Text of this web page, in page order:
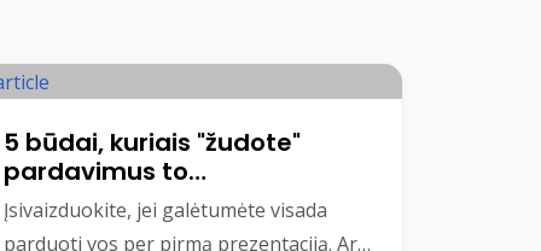
5 būdai, kuriais "žudote"
pardavimus to
nepastebėdami
Įsivaizduokite, jei galėtumėte visada
parduoti vos per pirmą prezentaciją. Ar